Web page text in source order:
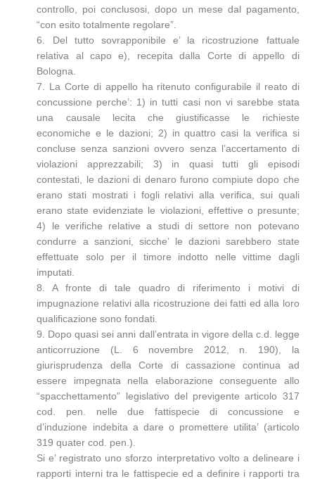
controllo, poi conclusosi, dopo un mese dal pagamento,
“con esito totalmente regolare”.
6. Del tutto sovrapponibile e’ la ricostruzione fattuale
relativa al capo e), recepita dalla Corte di appello di
Bologna.
7. La Corte di appello ha ritenuto configurabile il reato di
concussione perche’: 1) in tutti casi non vi sarebbe stata
una causale lecita che giustificasse le richieste
economiche e le dazioni; 2) in quattro casi la verifica si
concluse senza sanzioni ovvero senza l’accertamento di
violazioni apprezzabili; 3) in quasi tutti gli episodi
contestati, le dazioni di denaro furono compiute dopo che
erano stati mostrati i fogli relativi alla verifica, sui quali
erano state evidenziate le violazioni, effettive o presunte;
4) le verifiche relative a studi di settore non potevano
condurre a sanzioni, sicche’ le dazioni sarebbero state
effettuate solo per il timore indotto nelle vittime dagli
imputati.
8. A fronte di tale quadro di riferimento i motivi di
impugnazione relativi alla ricostruzione dei fatti ed alla loro
qualificazione sono fondati.
9. Dopo quasi sei anni dall’entrata in vigore della c.d. legge
anticorruzione (L. 6 novembre 2012, n. 190), la
giurisprudenza della Corte di cassazione continua ad
essere impegnata nella elaborazione conseguente allo
“spacchettamento” legislativo del previgente articolo 317
cod. pen. nelle due fattispecie di concussione e
d’induzione indebita a dare o promettere utilita’ (articolo
319 quater cod. pen.).
Si e’ registrato uno sforzo interpretativo volto a delineare i
rapporti interni tra le fattispecie ed a definire i rapporti tra